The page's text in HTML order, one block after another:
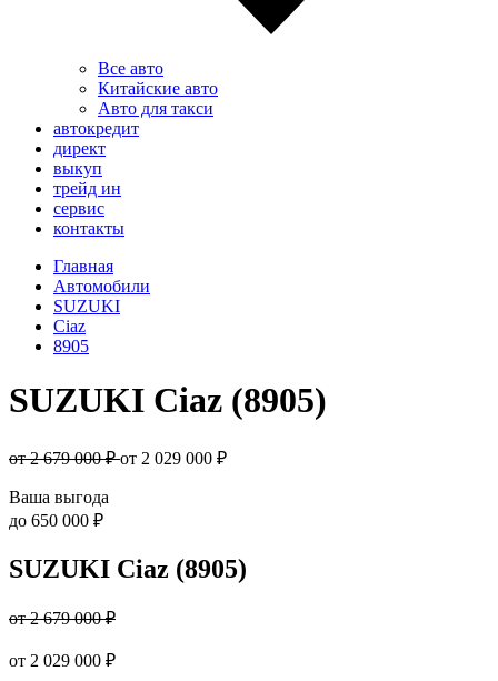
Все авто
Китайские авто
Авто для такси
автокредит
директ
выкуп
трейд ин
сервис
контакты
Главная
Автомобили
SUZUKI
Ciaz
8905
SUZUKI Ciaz (8905)
от 2 679 000 ₽от 2 029 000 ₽
Ваша выгода
до 650 000 ₽
SUZUKI Ciaz (8905)
от 2 679 000 ₽
от 2 029 000 ₽